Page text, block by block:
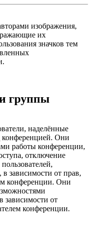
изображения,
их
значков тем
группы
наделённые
Они
работы конференции,
отключение
в зависимости от прав,
конференции. Они
зависимости от
конференции.